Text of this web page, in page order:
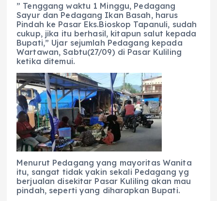
” Tenggang waktu 1 Minggu, Pedagang
Sayur dan Pedagang Ikan Basah, harus
Pindah ke Pasar Eks.Bioskop Tapanuli, sudah
cukup, jika itu berhasil, kitapun salut kepada
Bupati,” Ujar sejumlah Pedagang kepada
Wartawan, Sabtu(27/09) di Pasar Kuliling
ketika ditemui.
Menurut Pedagang yang mayoritas Wanita
itu, sangat tidak yakin sekali Pedagang yg
berjualan disekitar Pasar Kuliling akan mau
pindah, seperti yang diharapkan Bupati.